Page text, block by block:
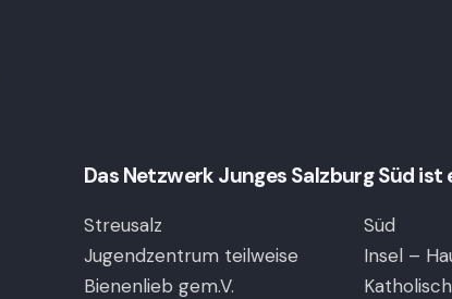
Das Netzwerk Junges Salzburg Süd
Streusalz
Jugendzentrum teilweise
Bienenlieb gem.V.
Süd
Insel –